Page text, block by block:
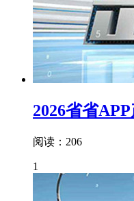
2026省省
阅读：206
1